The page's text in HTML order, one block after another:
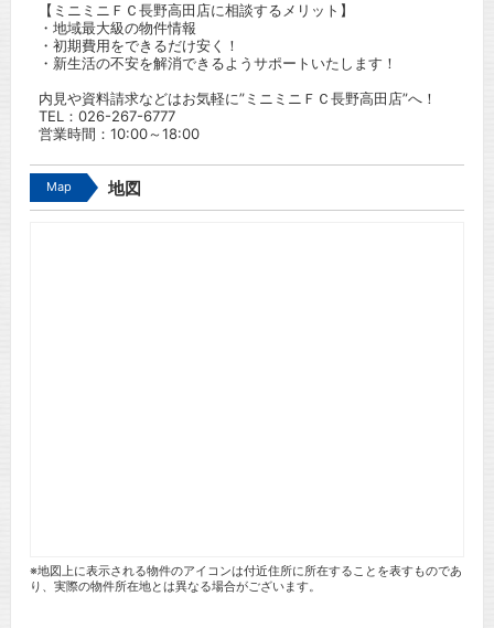
【ミニミニＦＣ長野高田店に相談するメリット】
・地域最大級の物件情報
・初期費用をできるだけ安く！
・新生活の不安を解消できるようサポートいたします！
内見や資料請求などはお気軽に”ミニミニＦＣ長野高田店”へ！
TEL： 026-267-6777
営業時間：10:00～18:00
Map 地図
※地図上に表示される物件のアイコンは付近住所に所在することを表すものであ
り、実際の物件所在地とは異なる場合がございます。